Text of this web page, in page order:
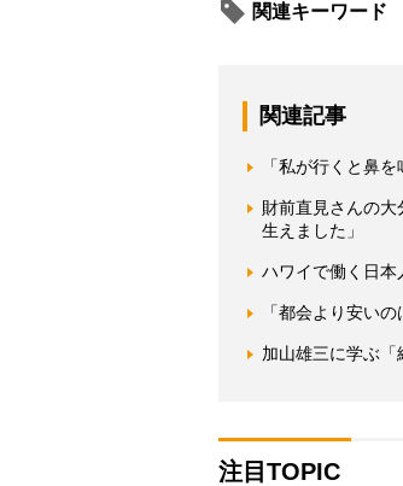
関連キーワード
関連記事
「私が行くと鼻
財前直見さんの
生えました」
ハワイで働く日
「都会より安い
加山雄三に学ぶ
注目TOPIC